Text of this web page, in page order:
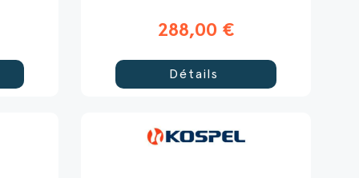
288,00 €
Détails